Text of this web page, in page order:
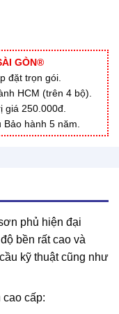
lượng
GÒN®
đặt trọn gói.
HCM (trên 4 bộ).
giá 250.000đ.
hành 5 năm.
phủ hiện đại
bền rất cao và
kỹ thuật cũng như
cấp: